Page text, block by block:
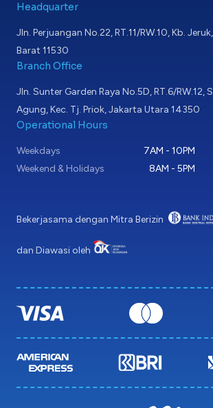
Headquarter
Jln. Perjuangan No.22, RT.11/RW.10, Kb.
Barat 11530
Branch Office
Jln. Sunter Garden Raya No.5D, RT.6/RW.12,
Agung, Kec. Tj. Priok, Jakarta Utara 14350
Operational Hours
Weekdays
7AM - 10PM
Weekend & Holidays
8AM - 5PM
Bekerjasama dengan Mitra Berizin
dan Diawasi oleh